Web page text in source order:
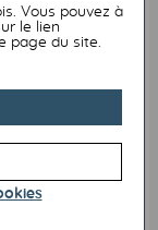
Vous pouvez à
le lien
page du site.